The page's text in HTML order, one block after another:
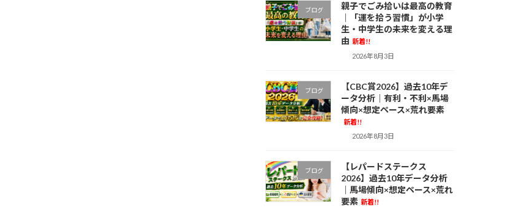
ブログ
親子でごみ拾いは最高の教育
｜「運を拾う習慣」が小学
生・中学生の未来を変える理
由 新着!!
2026年8月3日
ブログ
【CBC賞2026】過去10年デ
ータ分析｜有利・不利×馬場
傾向×想定ペース×荒れ要素
新着!!
2026年8月3日
ブログ
【レパードステークス
2026】過去10年データ分析
｜馬場傾向×想定ペース×荒れ
要素 新着!!